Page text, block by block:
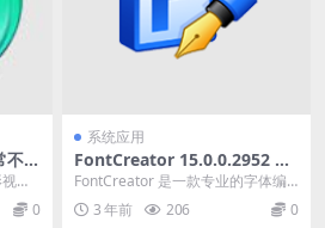
错
播
看
0
系统应用
FontCreator 15.0.0.2952 一
款专业的字体编辑软件便携版
FontCreator 是一款专业的字体编
辑软件，它提供了强大的功能，使
用户能够...
3 年前 206 0